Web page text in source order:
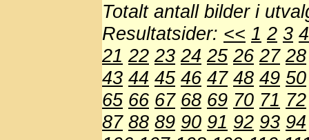
Totalt antall bilder i
Resultatsider: << 1 2 3 4
21 22 23 24 25 26 27 28
43 44 45 46 47 48 49 50
65 66 67 68 69 70 71 72
87 88 89 90 91 92 93 94